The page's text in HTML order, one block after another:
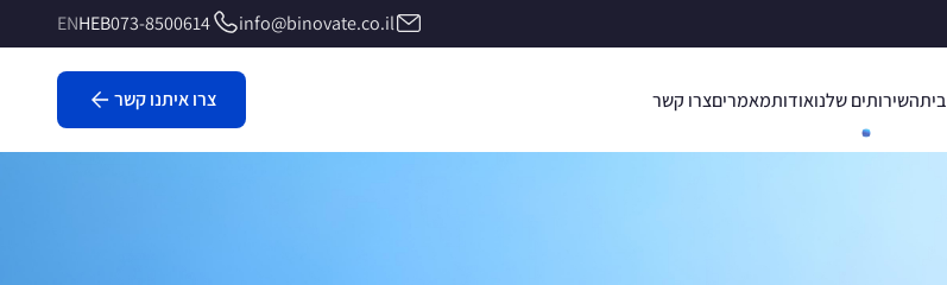
info@binovate.co.il
073-8500614
HEB
EN
ביתהשירותים שלנואודותמאמריםצרו קשר צרו איתנו קשר